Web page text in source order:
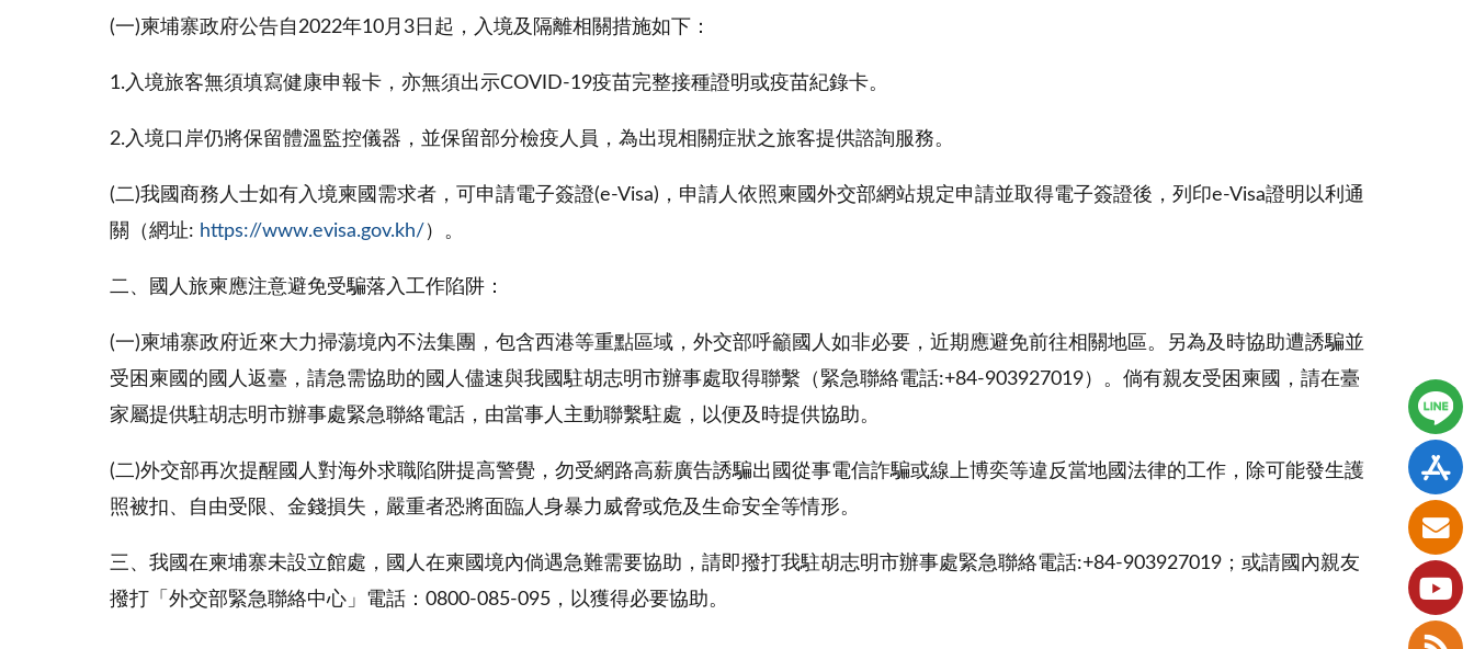
(一)柬埔寨政府公告自2022年10月3日起，入境及隔離相關措施如下：
1.入境旅客無須填寫健康申報卡，亦無須出示COVID-19疫苗完整接種證明或疫苗紀錄卡。
2.入境口岸仍將保留體溫監控儀器，並保留部分檢疫人員，為出現相關症狀之旅客提供諮詢服務。
(二)我國商務人士如有入境柬國需求者，可申請電子簽證(e-Visa)，申請人依照柬國外交部網站規定申請並取得電子簽證後，列印e-Visa證明以利通
關（網址: https://www.evisa.gov.kh/ ）。
二、國人旅柬應注意避免受騙落入工作陷阱：
(一)柬埔寨政府近來大力掃蕩境內不法集團，包含西港等重點區域，外交部呼籲國人如非必要，近期應避免前往相關地區。另為及時協助遭誘騙並
受困柬國的國人返臺，請急需協助的國人儘速與我國駐胡志明市辦事處取得聯繫（緊急聯絡電話:+84-903927019）。倘有親友受困柬國，請在臺
家屬提供駐胡志明市辦事處緊急聯絡電話，由當事人主動聯繫駐處，以便及時提供協助。
(二)外交部再次提醒國人對海外求職陷阱提高警覺，勿受網路高薪廣告誘騙出國從事電信詐騙或線上博奕等違反當地國法律的工作，除可能發生護
照被扣、自由受限、金錢損失，嚴重者恐將面臨人身暴力威脅或危及生命安全等情形。
三、我國在柬埔寨未設立館處，國人在柬國境內倘遇急難需要協助，請即撥打我駐胡志明市辦事處緊急聯絡電話:+84-903927019；或請國內親友
撥打「外交部緊急聯絡中心」電話：0800-085-095，以獲得必要協助。